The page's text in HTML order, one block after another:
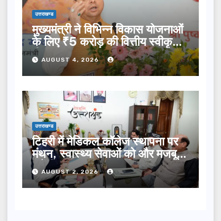
उत्तराखण्ड
मुख्यमंत्री ने विभिन्न विकास योजनाओं
के लिए ₹5 करोड़ की वित्तीय स्वीकृति
दी…AUGUST 4, 2026
उत्तराखण्ड
टिहरी में मेडिकल कॉलेज स्थापना पर
मंथन, स्वास्थ्य सेवाओं को और मजबूत
करेगी सरकार: मुख्यमंत्री धामी…
AUGUST 2, 2026